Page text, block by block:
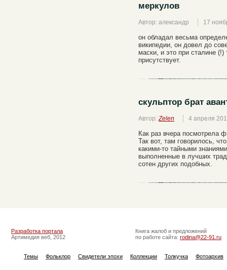
меркулов
Автор: александр 17
он обладал весьма
википедии, он довел до
маски, и это при сталине (!)
присутствует.
скульптор брат
Автор:Zelen 4 апреля
Как раз вчера посмотрела
Так вот, там говорилось,
какими-то тайными
выполненные в лучших
сотен других подобных.
Разработка портала
Артимедия веб, 2012
Книга жалоб и предложений
по работе сайта: rodina@22-91.ru
Темы Фольклор Свидетели эпохи Коллекции Толкучка Фотоархив